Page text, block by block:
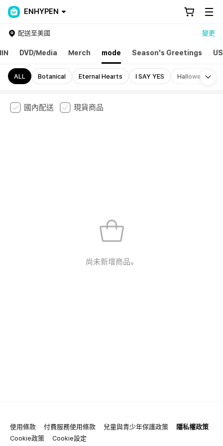
ENHYPEN
配送至美國 變更
DVD/Media Merch mode Season's Greetings
ALL Botanical Eternal Hearts I SAY YES Halloween
國內配送 現貨商品
尚未新增商品。
使用條款 付費服務使用條款 兒童與青少年保護政策
隱私權政策
Cookie政策
Cookie設定